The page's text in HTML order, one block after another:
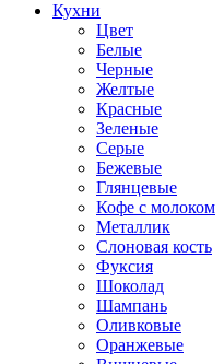
Кухни
Цвет
Белые
Черные
Желтые
Красные
Зеленые
Серые
Бежевые
Глянцевые
Кофе с молоком
Металлик
Слоновая кость
Фуксия
Шоколад
Шампань
Оливковые
Оранжевые